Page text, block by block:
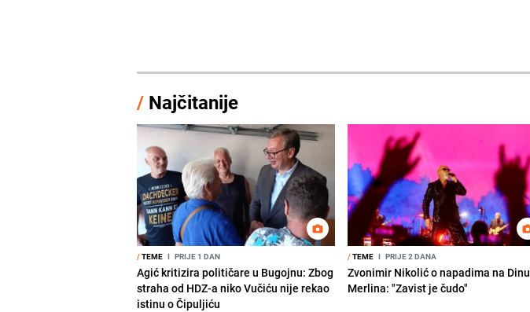
/ Najčitanije
/TEME I PRIJE 1 DAN
Agić kritizira političare u Bugojnu: Zbog
straha od HDZ-a niko Vučiću nije rekao
istinu o Čipuljiću
/TEME I PRIJE 2 DANA
Zvonimir Nikolić o napadima na Dinu
Merlina: "Zavist je čudo"